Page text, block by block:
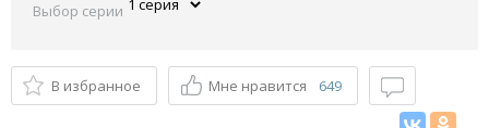
Выбор серии
В избранное Мне нравится 649